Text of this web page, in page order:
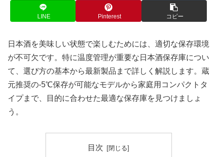
LINE Pinterest コピー
日本酒を美味しい状態で楽しむためには、適切な保存環境
が不可欠です。特に温度管理が重要な日本酒保存庫につい
て、選び方の基本から最新製品まで詳しく解説します。蔵
元推奨の-5℃保存が可能なモデルから家庭用コンパクトタ
イプまで、目的に合わせた最適な保存庫を見つけましょ
う。
目次